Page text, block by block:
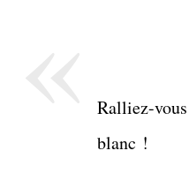
Ralliez-
blanc !